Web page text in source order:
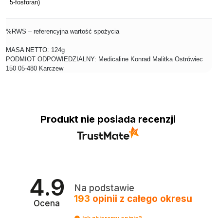
5-fosforan)
%RWS – referencyjna wartość spożycia
MASA NETTO: 124g
PODMIOT ODPOWIEDZIALNY: Medicaline Konrad Malitka Ostrówiec
150 05-480 Karczew
Produkt nie posiada recenzji
4.9
Ocena
Na podstawie
193 opinii z całego okresu